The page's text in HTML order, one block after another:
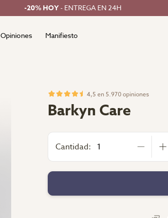
-20% HOY- ENTREGA EN 24H
Opiniones Manifiesto
4,5 en 5.970 opiniones
Barkyn Care
Cantidad: